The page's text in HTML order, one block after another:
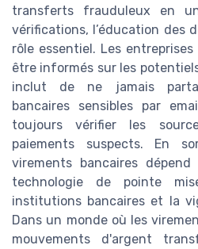
transferts frauduleux en
vérifications, l’éducation des
rôle essentiel. Les
être informés sur les
inclut de ne jamais
bancaires sensibles par
toujours vérifier les
paiements suspects. En
virements bancaires
technologie de pointe
institutions bancaires et la
Dans un monde où les
mouvements d'argent